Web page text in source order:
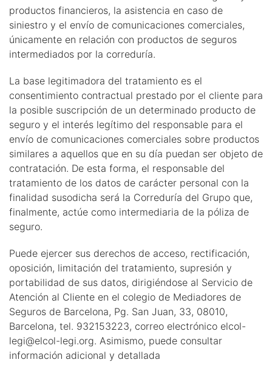
productos financieros, la asistencia en caso de
siniestro y el envío de comunicaciones comerciales,
únicamente en relación con productos de seguros
intermediados por la correduría.
La base legitimadora del tratamiento es el
consentimiento contractual prestado por el cliente para
la posible suscripción de un determinado producto de
seguro y el interés legítimo del responsable para el
envío de comunicaciones comerciales sobre productos
similares a aquellos que en su día puedan ser objeto de
contratación. De esta forma, el responsable del
tratamiento de los datos de carácter personal con la
finalidad susodicha será la Correduría del Grupo que,
finalmente, actúe como intermediaria de la póliza de
seguro.
Puede ejercer sus derechos de acceso, rectificación,
oposición, limitación del tratamiento, supresión y
portabilidad de sus datos, dirigiéndose al Servicio de
Atención al Cliente en el colegio de Mediadores de
Seguros de Barcelona, Pg. San Juan, 33, 08010,
Barcelona, tel. 932153223, correo electrónico elcol-
legi@elcol-legi.org. Asimismo, puede consultar
información adicional y detallada